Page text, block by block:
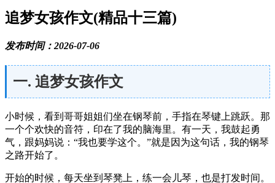
追梦女孩作文(精品十三篇)
发布时间：2026-07-06
一. 追梦女孩作文
小时候，看到哥哥姐姐们坐在钢琴前，手指在琴键上跳跃。那
一个个欢快的音符，印在了我的脑海里。有一天，我鼓起勇
气，跟妈妈说：“我也要学这个。”就是因为这句话，我的钢琴
之路开始了。
开始的时候，每天坐到琴凳上，练一会儿琴，也是打发时间。